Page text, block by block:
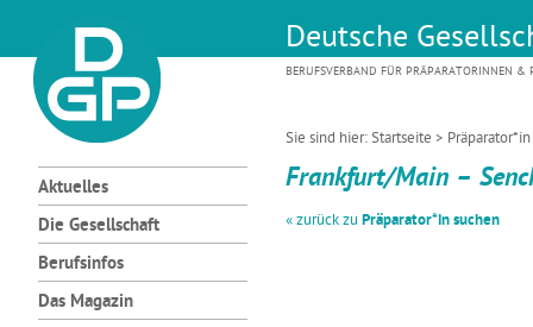
Deutsche
BERUFSVERBAND FÜR PRÄPARATORINNEN &
Sie sind hier:Startseite >
Aktuelles
Die Gesellschaft
Berufsinfos
Das Magazin
Frankfurt/Main –
« zurück zu Präparator*in suchen